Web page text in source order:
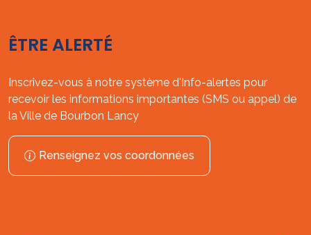
ÊTRE ALERTÉ
Inscrivez-vous à notre système d'Info-alertes pour
recevoir les informations importantes (SMS ou appel) de
la Ville de Bourbon Lancy
Renseignez vos coordonnées